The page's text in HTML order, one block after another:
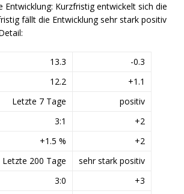
Entwicklung: Kurzfristig entwickelt sich die
fällt die Entwicklung sehr stark positiv
13.3
-0.3
12.2
+1.1
Letzte 7 Tage
positiv
3:1
+2
+1.5 %
+2
Letzte 200 Tage
sehr stark positiv
3:0 +3